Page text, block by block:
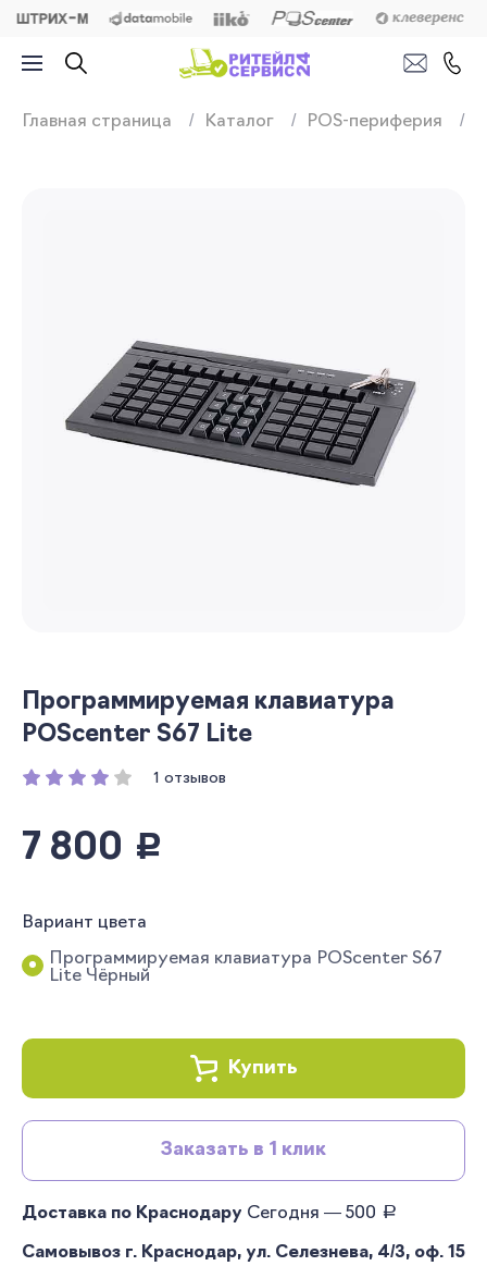
Продажа,
Главная страница Каталог POS-периферия
Программируемая клавиатура
POScenter S67 Lite
1 отзывов
7 800 руб.
Вариант цвета
Программируемая клавиатура POScenter S67
Lite Чёрный
Купить
Заказать в 1 клик
Доставка по Краснодару Сегодня — 500 руб.
Самовывоз г. Краснодар, ул. Селезнева, 4/3, оф. 15